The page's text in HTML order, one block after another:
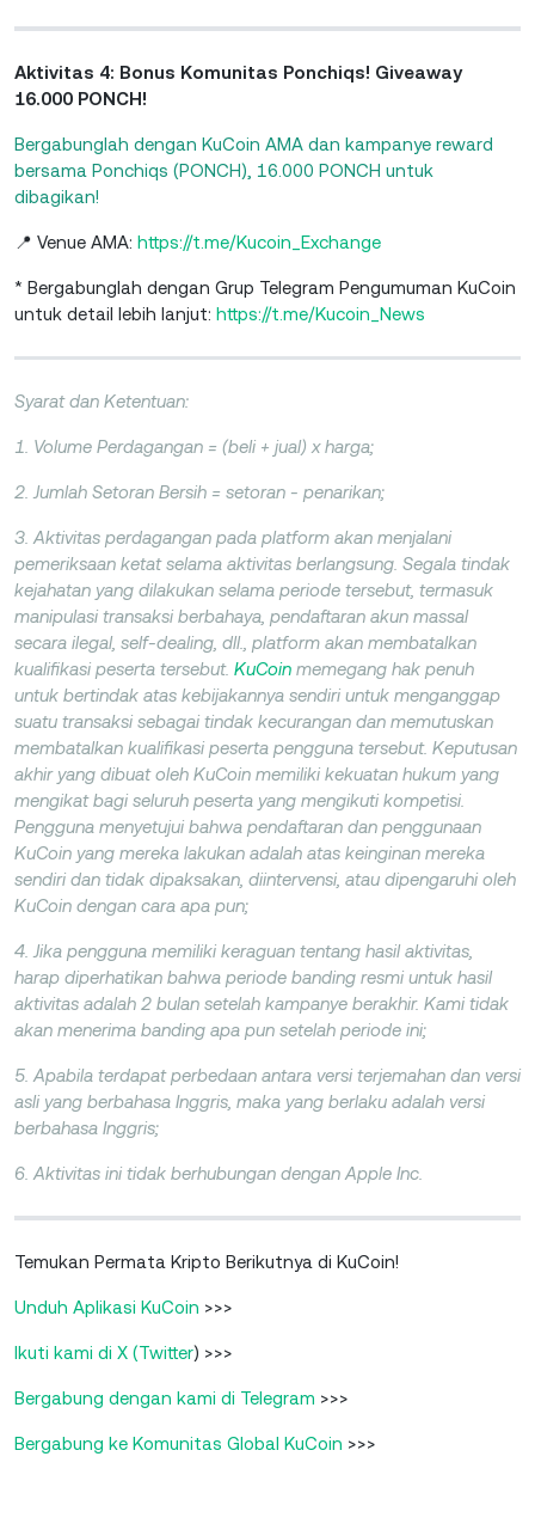
Aktivitas 4: Bonus Komunitas Ponchiqs! Giveaway
16.000 PONCH!
Bergabunglah dengan KuCoin AMA dan kampanye reward
bersama Ponchiqs (PONCH), 16.000 PONCH untuk
dibagikan!
📍 Venue AMA: https://t.me/Kucoin_Exchange
* Bergabunglah dengan Grup Telegram Pengumuman KuCoin
untuk detail lebih lanjut: https://t.me/Kucoin_News
Syarat dan Ketentuan:
1. Volume Perdagangan = (beli + jual) x harga;
2. Jumlah Setoran Bersih = setoran - penarikan;
3. Aktivitas perdagangan pada platform akan menjalani
pemeriksaan ketat selama aktivitas berlangsung. Segala tindak
kejahatan yang dilakukan selama periode tersebut, termasuk
manipulasi transaksi berbahaya, pendaftaran akun massal
secara ilegal, self-dealing, dll., platform akan membatalkan
kualifikasi peserta tersebut. KuCoin memegang hak penuh
untuk bertindak atas kebijakannya sendiri untuk menganggap
suatu transaksi sebagai tindak kecurangan dan memutuskan
membatalkan kualifikasi peserta pengguna tersebut. Keputusan
akhir yang dibuat oleh KuCoin memiliki kekuatan hukum yang
mengikat bagi seluruh peserta yang mengikuti kompetisi.
Pengguna menyetujui bahwa pendaftaran dan penggunaan
KuCoin yang mereka lakukan adalah atas keinginan mereka
sendiri dan tidak dipaksakan, diintervensi, atau dipengaruhi oleh
KuCoin dengan cara apa pun;
4. Jika pengguna memiliki keraguan tentang hasil aktivitas,
harap diperhatikan bahwa periode banding resmi untuk hasil
aktivitas adalah 2 bulan setelah kampanye berakhir. Kami tidak
akan menerima banding apa pun setelah periode ini;
5. Apabila terdapat perbedaan antara versi terjemahan dan versi
asli yang berbahasa Inggris, maka yang berlaku adalah versi
berbahasa Inggris;
6. Aktivitas ini tidak berhubungan dengan Apple Inc.
Temukan Permata Kripto Berikutnya di KuCoin!
Unduh Aplikasi KuCoin >>>
Ikuti kami di X (Twitter) >>>
Bergabung dengan kami di Telegram >>>
Bergabung ke Komunitas Global KuCoin >>>